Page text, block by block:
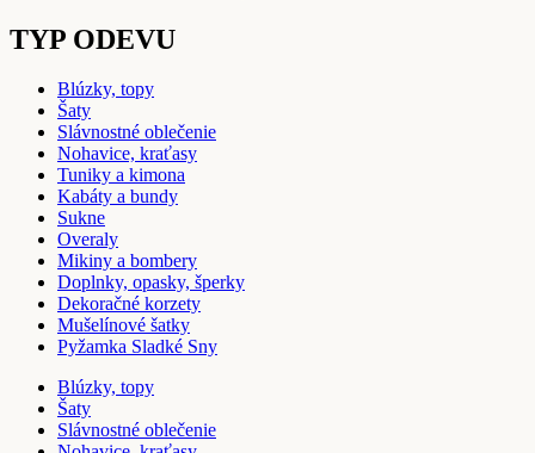
TYP ODEVU
Blúzky, topy
Šaty
Slávnostné oblečenie
Nohavice, kraťasy
Tuniky a kimona
Kabáty a bundy
Sukne
Overaly
Mikiny a bombery
Doplnky, opasky, šperky
Dekoračné korzety
Mušelínové šatky
Pyžamka Sladké Sny
Blúzky, topy
Šaty
Slávnostné oblečenie